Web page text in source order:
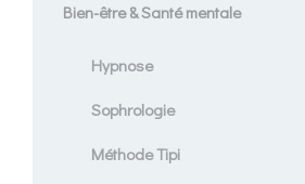
Bien-être & Santé mentale
Hypnose
Sophrologie
Méthode Tipi